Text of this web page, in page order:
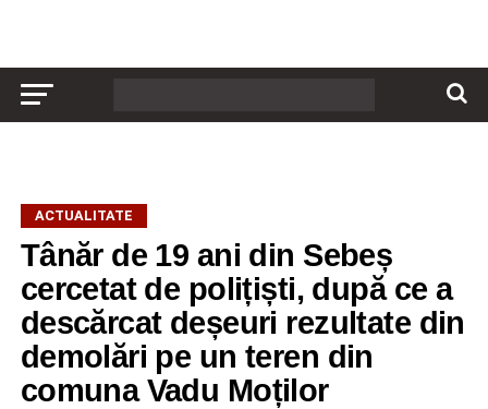
ACTUALITATE
Tânăr de 19 ani din Sebeș
cercetat de polițiști, după ce a
descărcat deșeuri rezultate din
demolări pe un teren din
comuna Vadu Moților